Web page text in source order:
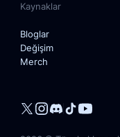
Şirket
Kaynaklar
Bloglar
Değişim
Merch